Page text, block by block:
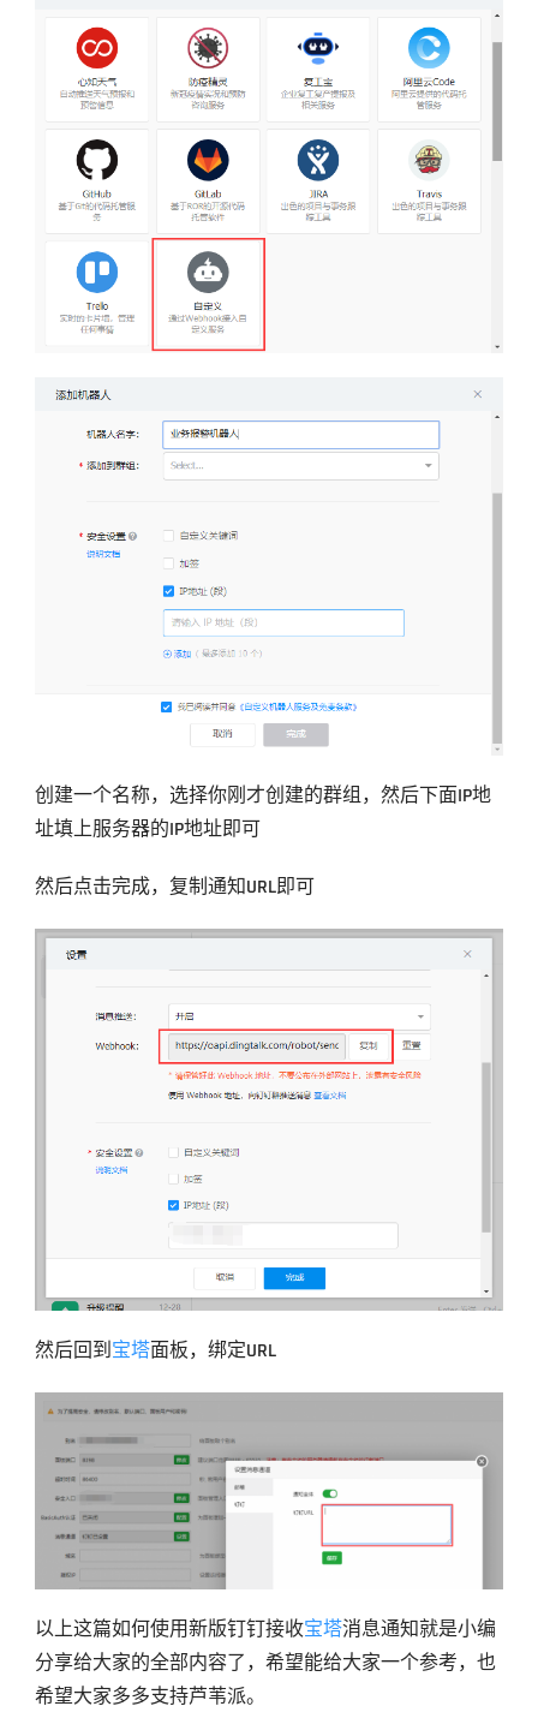
创建一个名称，选择你刚才创建的群组，然后下面IP地
址填上服务器的IP地址即可
然后点击完成，复制通知URL即可
然后回到宝塔面板，绑定URL
以上这篇如何使用新版钉钉接收宝塔消息通知就是小编
分享给大家的全部内容了，希望能给大家一个参考，也
希望大家多多支持芦苇派。